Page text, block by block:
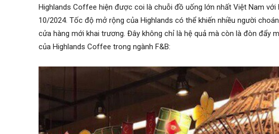
Highlands Coffee hiện được coi là chuỗi đồ uống lớn nhất Việt Nam
10/2024. Tốc độ mở rộng của Highlands có thể khiến nhiều người
cửa hàng mới khai trương. Đây không chỉ là hệ quả mà còn là đòn đẩy
của Highlands Coffee trong ngành F&B: